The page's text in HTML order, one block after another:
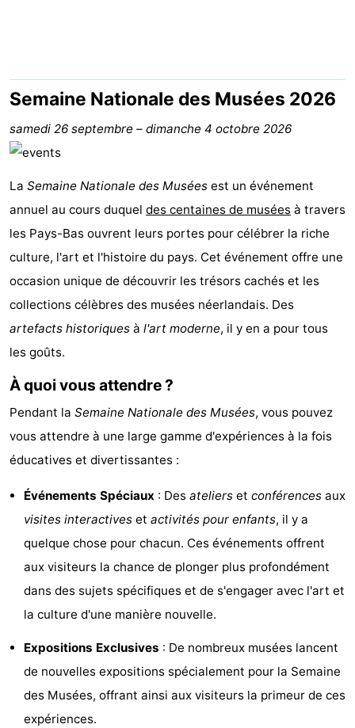
Kijkduin
Hôtels
Last
minutes
Plages
et
Lieux
d'intérêt
Musées
-
Points
de
Attractions
-
Terrains
jeux
Aires
de
Villages
Nature
Semaine Nationale des Musées 2026
samedi 26 septembre – dimanche 4 octobre 2026
La Semaine Nationale des Musées est un événement
annuel au cours duquel des centaines de musées à travers
les Pays-Bas ouvrent leurs portes pour célébrer la riche
culture, l'art et l'histoire du pays. Cet événement offre une
occasion unique de découvrir les trésors cachés et les
collections célèbres des musées néerlandais. Des
artefacts historiques à l'art moderne, il y en a pour tous
les goûts.
À quoi vous attendre ?
Pendant la Semaine Nationale des Musées, vous pouvez
vous attendre à une large gamme d'expériences à la fois
éducatives et divertissantes :
Événements Spéciaux : Des ateliers et conférences aux
visites interactives et activités pour enfants, il y a
quelque chose pour chacun. Ces événements offrent
aux visiteurs la chance de plonger plus profondément
dans des sujets spécifiques et de s'engager avec l'art et
la culture d'une manière nouvelle.
Expositions Exclusives : De nombreux musées lancent
de nouvelles expositions spécialement pour la Semaine
des Musées, offrant ainsi aux visiteurs la primeur de ces
expériences.